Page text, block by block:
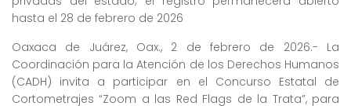
hasta el 28 de febrero de 2026
Oaxaca de Juárez, Oax., 2 de febrero de 2026.- La
Coordinación para la Atención de los Derechos Humanos
(CADH) invita a participar en el Concurso Estatal de
Cortometrajes “Zoom a las Red Flags de la Trata”, para